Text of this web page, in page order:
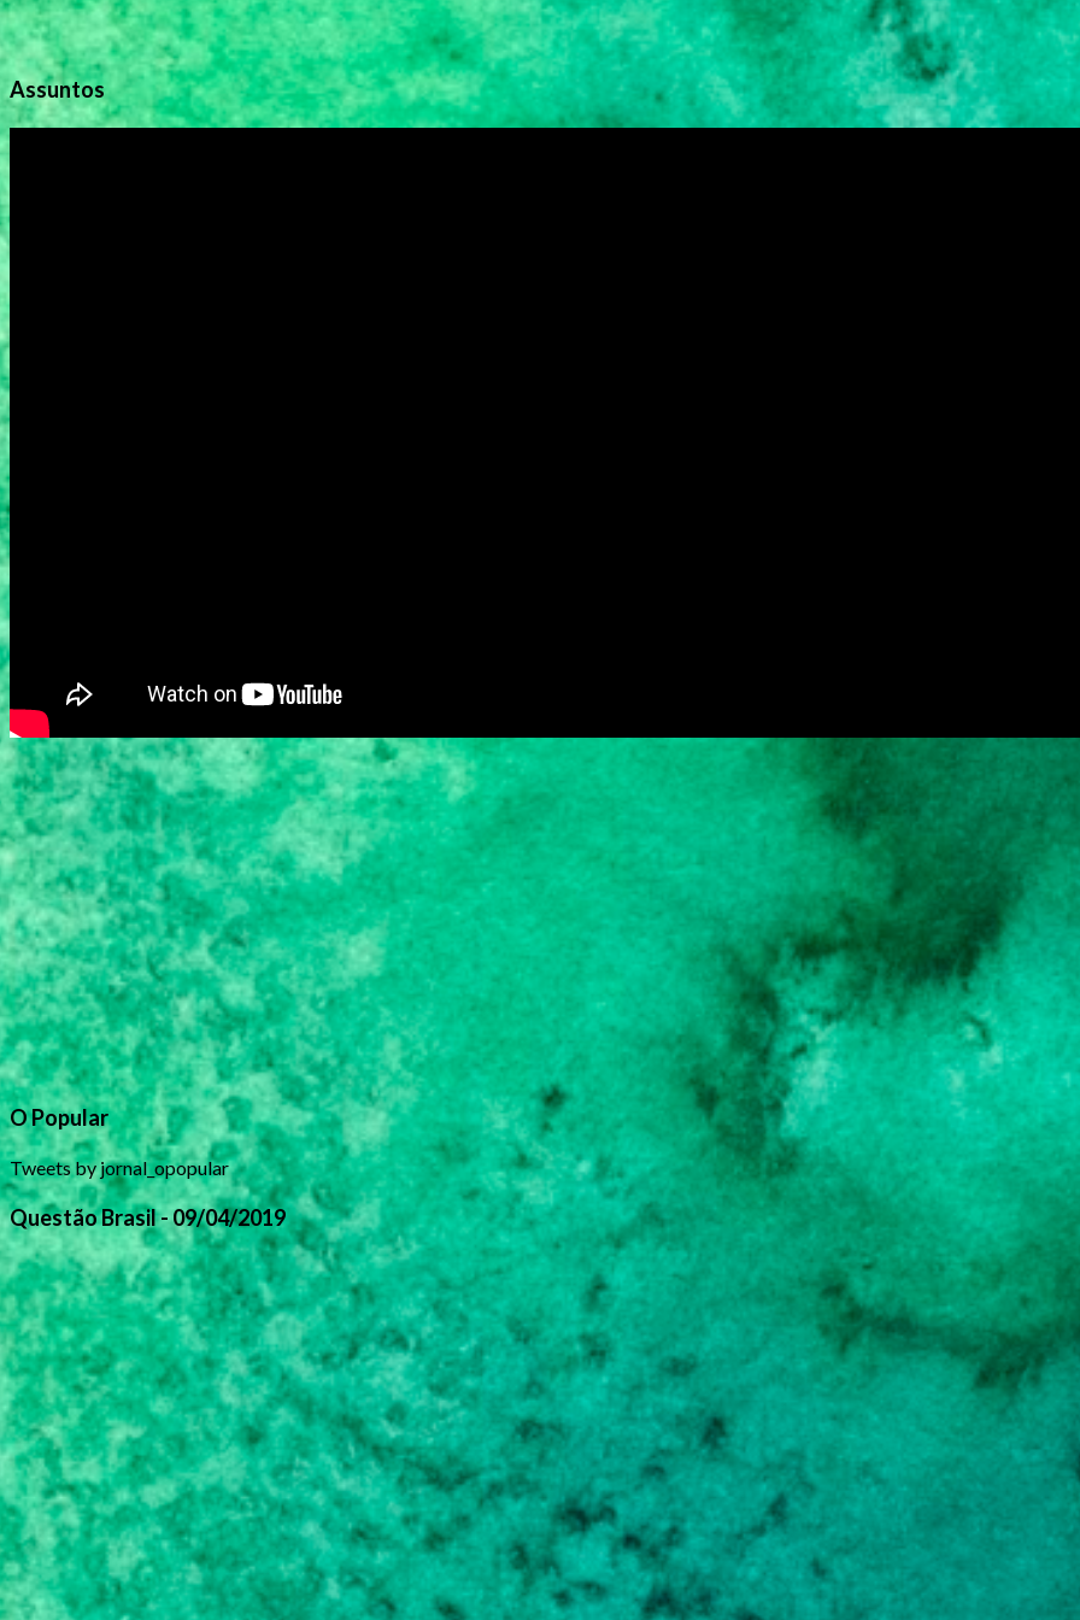
Assuntos
O Popular
Tweets by jornal_opopular
Questão Brasil - 09/04/2019